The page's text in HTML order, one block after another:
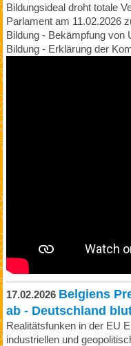
Bildungsideal droht totale
Parlament am 11.02.2026
Bildung - Bekämpfung von
Bildung - Erklärung der
17.02.2026 Belgiens
ab - Deutschland
Realitätsfunken in der EU
industriellen und